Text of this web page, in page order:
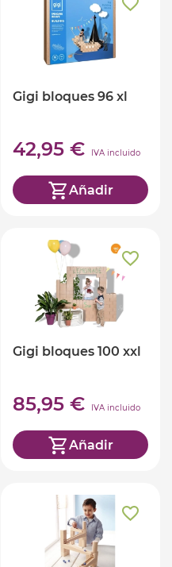
Gigi bloques 96 xl
42,95 € IVA incluido
Añadir
Gigi bloques 100 xxl
85,95 € IVA incluido
Añadir